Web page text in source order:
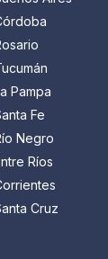
Pampa
Fe
Negro
Ríos
Cruz